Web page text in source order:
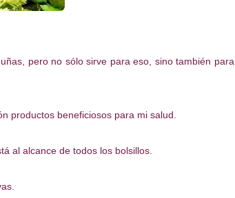
pero no sólo sirve para eso, sino también para
productos beneficiosos para mi salud.
al alcance de todos los bolsillos.